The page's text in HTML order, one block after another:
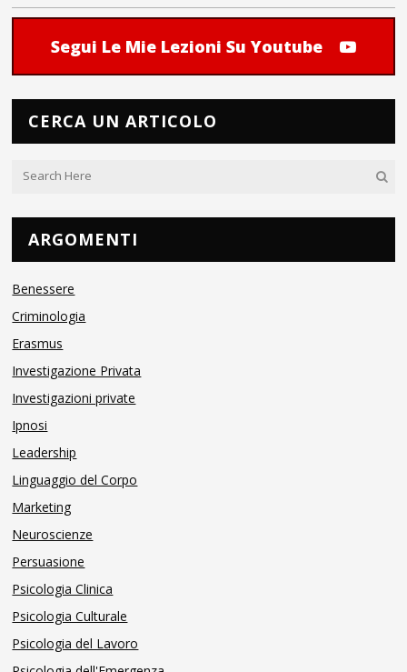
Segui Le Mie Lezioni Su Youtube
CERCA UN ARTICOLO
ARGOMENTI
Benessere
Criminologia
Erasmus
Investigazione Privata
Investigazioni private
Ipnosi
Leadership
Linguaggio del Corpo
Marketing
Neuroscienze
Persuasione
Psicologia Clinica
Psicologia Culturale
Psicologia del Lavoro